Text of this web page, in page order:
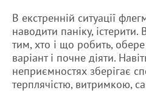
В екстренній ситуації
наводити паніку, істерити.
тим, хто і що робить,
варіант і почне діяти.
неприємностях зберігає
терплячістю, витримкою,